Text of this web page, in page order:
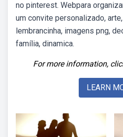
no pinterest. Webpara
um convite personalizado,
lembrancinha, imagens png,
família, dinamica.
For more information,
LEARN